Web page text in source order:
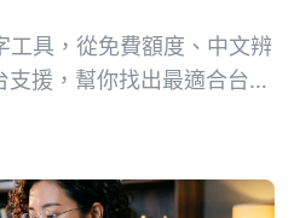
工具，從免費額度、中文辨
援，幫你找出最適合台灣